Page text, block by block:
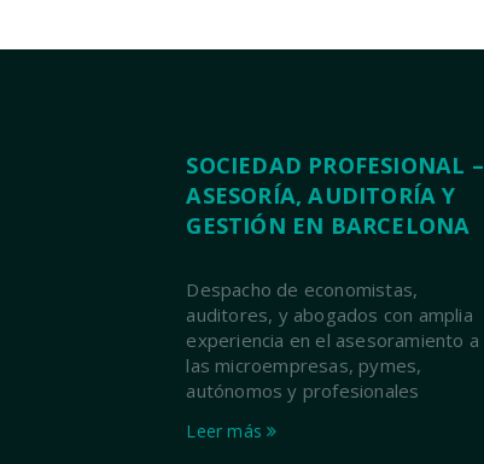
SOCIEDAD PROFESIONAL –
ASESORÍA, AUDITORÍA Y
GESTIÓN EN BARCELONA
Despacho de economistas,
auditores, y abogados con amplia
experiencia en el asesoramiento a
las microempresas, pymes,
autónomos y profesionales
Leer más